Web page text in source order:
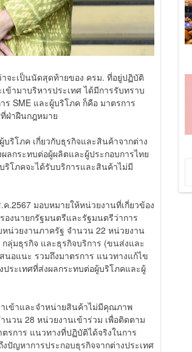
จะเป็นนัดสุดท้ายของ ครม. ที่อยู่ปฏิบัติ
ามาบริหารประเทศ ได้มีการรับทราบ
SME และผู้บริโภค ก็คือ มาตรการ
ฝ่าฝืนกฎหมาย
ริโภค เกี่ยวกับธุรกิจและสินค้าจากต่าง
กระทบต่อผู้ผลิตและผู้ประกอบการไทย
โภคจะได้รับบริการและสินค้าไม่มี
.2567 มอบหมายให้หน่วยงานที่เกี่ยวข้อง
งนายกรัฐมนตรีและรัฐมนตรีว่าการ
น่วยงานภาครัฐ จำนวน 22 หน่วยงาน
ลุ่มธุรกิจ และธุรกิจบริการ (ขนส่งและ
อแนะ รวมถึงมาตรการ แนวทางแก้ไข
ระเทศที่ส่งผลกระทบต่อผู้บริโภคและผู้
เข้าและจำหน่ายสินค้าไม่มีคุณภาพ
นวน 28 หน่วยงานเข้าร่วม เพื่อติดตาม
รการ แนวทางที่ปฏิบัติได้จริงในการ
ญหาการประกอบธุรกิจจากต่างประเทศ